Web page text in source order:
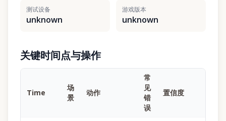
测试设备
unknown
游戏版本
unknown
关键时间点与操作
Time
场
景
动作
常
见
错
误
置信度